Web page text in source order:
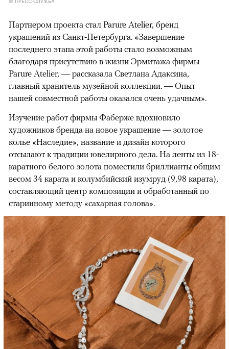
Партнером проекта стал Parure Atelier, бренд
украшений из Санкт-Петербурга. «Завершение
последнего этапа этой работы стало возможным
благодаря присутствию в жизни Эрмитажа фирмы
Parure Atelier, — рассказала Светлана Адаксина,
главный хранитель музейной коллекции. — Опыт
нашей совместной работы оказался очень удачным».
00:00 00:00
Изучение работ фирмы Фаберже вдохновило
художников бренда на новое украшение — золотое
колье «Наследие», название и дизайн которого
отсылают к традиции ювелирного дела. На ленты из 18-
каратного белого золота поместили бриллианты общим
весом 34 карата и колумбийский изумруд (9,98 карата),
составляющий центр композиции и обработанный по
старинному методу «сахарная голова».